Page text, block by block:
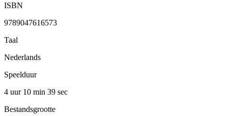
ISBN
9789047616573
Taal
Nederlands
Speelduur
4 uur 10 min 39 sec
Bestandsgrootte